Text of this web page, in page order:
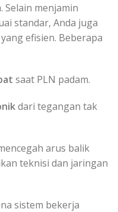
menjamin
standar, Anda juga
efisien. Beberapa
saat PLN padam.
dari tegangan tak
arus balik
teknisi dan jaringan
sistem bekerja